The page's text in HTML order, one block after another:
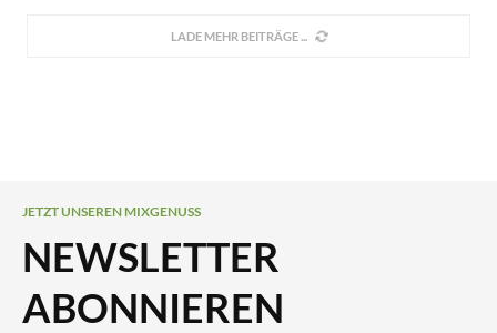
LADE MEHR BEITRÄGE
JETZT UNSEREN MIXGENUSS
NEWSLETTER
ABONNIEREN